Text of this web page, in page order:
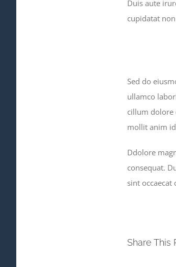
Duis aute
cupidatat
Sed do
ullamco
cillum dolore
mollit anim
Ddolore
consequat.
sint
Share This